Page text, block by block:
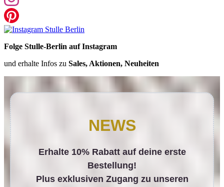
Folge Stulle-Berlin auf Instagram
und erhalte Infos zu Sales, Aktionen, Neuheiten
NEWS
Erhalte 10% Rabatt auf deine erste
Bestellung!
Plus exklusiven Zugang zu unseren